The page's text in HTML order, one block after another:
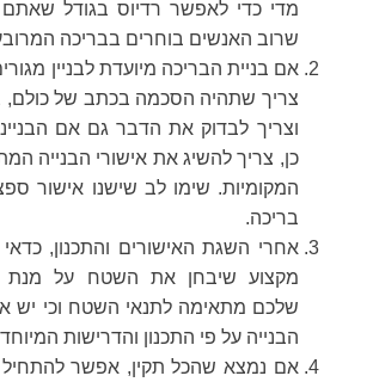
מדי כדי לאפשר רדיוס בגודל שאתם
שרוב האנשים בוחרים בבריכה
אם בניית הבריכה מיועדת לבניין
צריך שתהיה הסכמה בכתב של כולם,
וצריך לבדוק את הדבר גם אם
כן, צריך להשיג את אישורי הבנייה
המקומיות. שימו לב שישנו אישור
בריכה.
אחרי השגת האישורים והתכנון,
מקצוע שיבחן את השטח על מנת
שלכם מתאימה לתנאי השטח וכי יש
הבנייה על פי התכנון והדרישות
אם נמצא שהכל תקין, אפשר